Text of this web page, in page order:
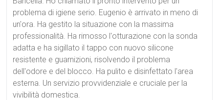
problema di igiene serio. Eugenio è arrivato in meno di
un'ora. Ha gestito la situazione con la massima
professionalità. Ha rimosso l'otturazione con la sonda
adatta e ha sigillato il tappo con nuovo silicone
resistente e guarnizioni, risolvendo il problema
dell'odore e del blocco. Ha pulito e disinfettato l'area
esterna. Un servizio provvidenziale e cruciale per la
vivibilità domestica.